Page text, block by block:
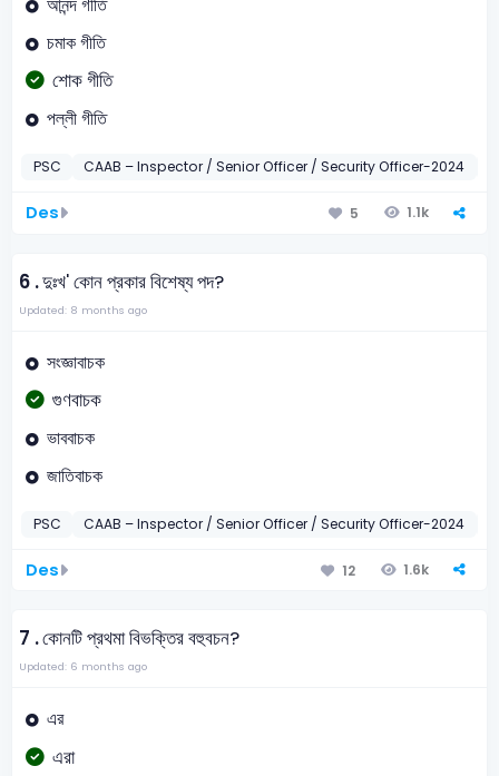
আনন্দ গীতি
চমাক গীতি
শোক গীতি
পল্লী গীতি
PSC CAAB – Inspector / Senior Officer / Security Officer-2024
Des 5 1.1k
6 .দুঃখ' কোন প্রকার বিশেষ্য পদ?
Updated: 8 months ago
সংজ্ঞাবাচক
গুণবাচক
ভাববাচক
জাতিবাচক
PSC CAAB – Inspector / Senior Officer / Security Officer-2024
Des 12 1.6k
7 .কোনটি প্রথমা বিভক্তির বহুবচন?
Updated: 6 months ago
এর
এরা